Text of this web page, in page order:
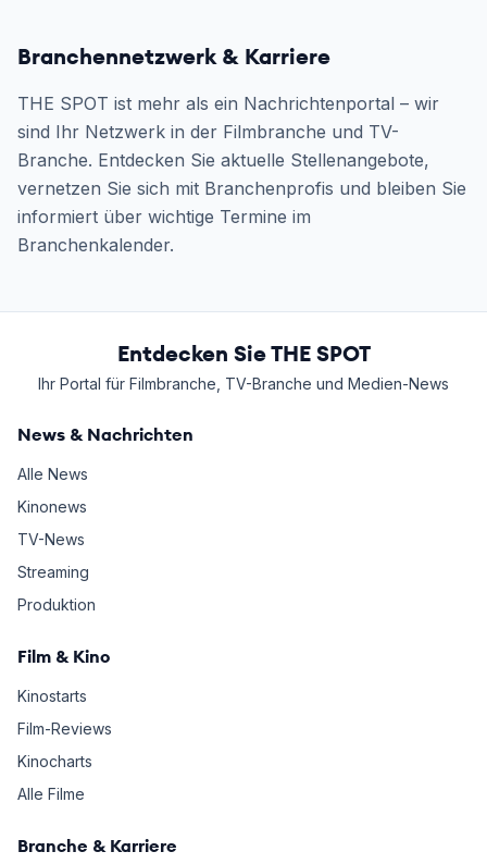
Branchennetzwerk & Karriere
THE SPOT ist mehr als ein Nachrichtenportal – wir
sind Ihr Netzwerk in der Filmbranche und TV-
Branche. Entdecken Sie aktuelle Stellenangebote,
vernetzen Sie sich mit Branchenprofis und bleiben Sie
informiert über wichtige Termine im
Branchenkalender.
Entdecken Sie THE SPOT
Ihr Portal für Filmbranche, TV-Branche und Medien-News
News & Nachrichten
Alle News
Kinonews
TV-News
Streaming
Produktion
Film & Kino
Kinostarts
Film-Reviews
Kinocharts
Alle Filme
Branche & Karriere